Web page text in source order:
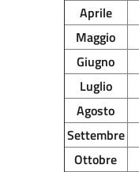
Aprile
Maggio
Giugno
Luglio
Agosto
Settembre
Ottobre